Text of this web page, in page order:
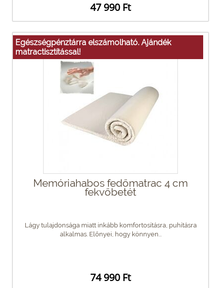
47 990 Ft
Egészségpénztárra elszámolható. Ajándék
matractisztítással!
Memóriahabos fedőmatrac 4 cm
fekvőbetét
Lágy tulajdonsága miatt inkább komfortosításra, puhításra
alkalmas. Előnyei, hogy könnyen...
74 990 Ft